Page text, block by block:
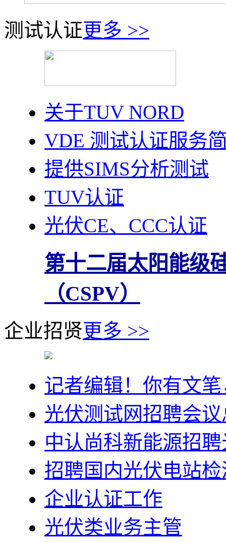
测试认证更多 >>
关于TUV NORD
VDE 测试认证服务
提供SIMS分析测试
TUV认证
光伏CE、CCC认证
第十二届太阳能级
（CSPV）
企业招贤更多 >>
记者编辑！你有文
光伏测试网招聘会
中认尚科新能源招
招聘国内光伏电站
企业认证工作
光伏类业务主管